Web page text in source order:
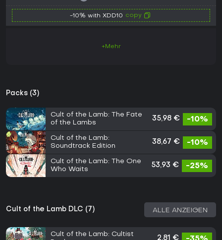
-10% with XDD10 copy
+Mehr
Packs (3)
Cult of the Lamb: The Fate
of the Lambs
35,98 € -10%
Cult of the Lamb:
Soundtrack Edition
38,67 € -10%
Cult of the Lamb: The One
Who Waits
53,93 € -25%
Cult of the Lamb DLC (7) ALLE ANZEIGEN
Cult of the Lamb: Cultist
2,81 €